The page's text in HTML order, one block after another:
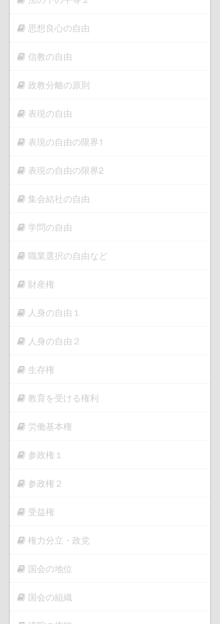
思想良心の自由
信教の自由
政教分離の原則
表現の自由
表現の自由の限界1
表現の自由の限界2
集会結社の自由
学問の自由
職業選択の自由など
財産権
人身の自由１
人身の自由２
生存権
教育を受ける権利
労働基本権
参政権１
参政権２
受益権
権力分立・政党
国会の地位
国会の組織